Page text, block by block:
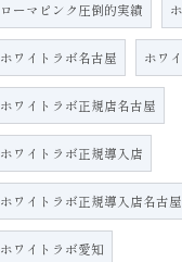
ローマピンク圧倒的実績
ホワイトラボ名古屋 ホワ
ホワイトラボ正規店名古屋
ホワイトラボ正規導入店
ホワイトラボ正規導入店名古屋
ホワイトラボ愛知